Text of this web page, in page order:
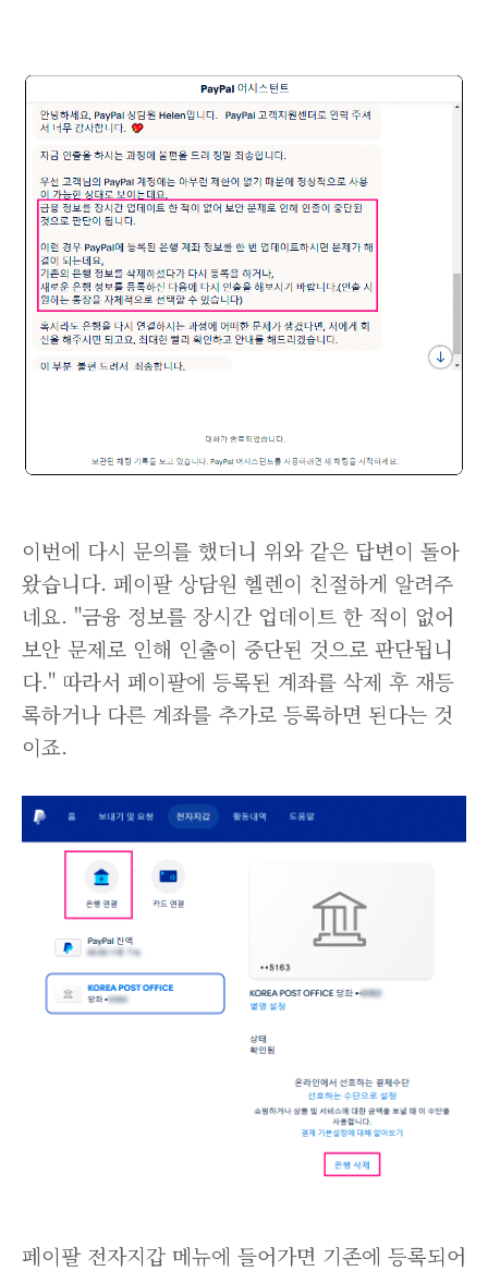
이번에 다시 문의를 했더니 위와 같은 답변이 돌아
왔습니다. 페이팔 상담원 헬렌이 친절하게 알려주
네요. "금융 정보를 장시간 업데이트 한 적이 없어
보안 문제로 인해 인출이 중단된 것으로 판단됩니
다." 따라서 페이팔에 등록된 계좌를 삭제 후 재등
록하거나 다른 계좌를 추가로 등록하면 된다는 것
이죠.
페이팔 전자지갑 메뉴에 들어가면 기존에 등록되어